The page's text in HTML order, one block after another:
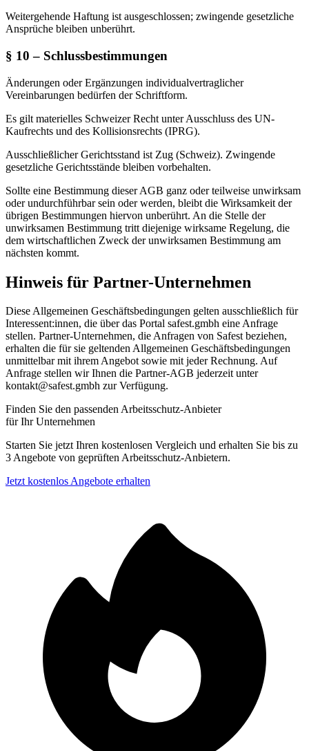
Weitergehende Haftung ist ausgeschlossen; zwingende gesetzliche
Ansprüche bleiben unberührt.
§ 10 – Schlussbestimmungen
Änderungen oder Ergänzungen individualvertraglicher
Vereinbarungen bedürfen der Schriftform.
Es gilt materielles Schweizer Recht unter Ausschluss des UN-
Kaufrechts und des Kollisionsrechts (IPRG).
Ausschließlicher Gerichtsstand ist Zug (Schweiz). Zwingende
gesetzliche Gerichtsstände bleiben vorbehalten.
Sollte eine Bestimmung dieser AGB ganz oder teilweise unwirksam
oder undurchführbar sein oder werden, bleibt die Wirksamkeit der
übrigen Bestimmungen hiervon unberührt. An die Stelle der
unwirksamen Bestimmung tritt diejenige wirksame Regelung, die
dem wirtschaftlichen Zweck der unwirksamen Bestimmung am
nächsten kommt.
Hinweis für Partner-Unternehmen
Diese Allgemeinen Geschäftsbedingungen gelten ausschließlich für
Interessent:innen, die über das Portal safest.gmbh eine Anfrage
stellen. Partner-Unternehmen, die Anfragen von Safest beziehen,
erhalten die für sie geltenden Allgemeinen Geschäftsbedingungen
unmittelbar mit ihrem Angebot sowie mit jeder Rechnung. Auf
Anfrage stellen wir Ihnen die Partner-AGB jederzeit unter
kontakt@safest.gmbh zur Verfügung.
Finden Sie den passenden Arbeitsschutz-Anbieter
für Ihr Unternehmen
Starten Sie jetzt Ihren kostenlosen Vergleich und erhalten Sie bis zu
3 Angebote von geprüften Arbeitsschutz-Anbietern.
Jetzt kostenlos Angebote erhalten